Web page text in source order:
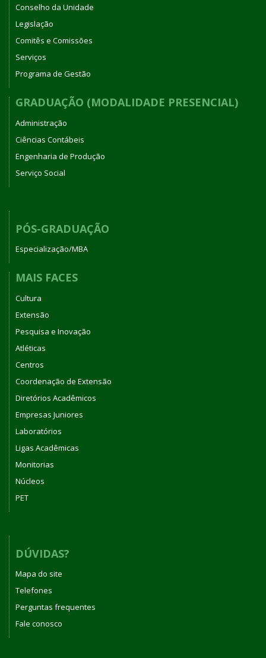
Conselho da Unidade
Legislação
Comitês e Comissões
Serviços
Programa de Gestão
GRADUAÇÃO (MODALIDADE PRESENCIAL)
Administração
Ciências Contábeis
Engenharia de Produção
Serviço Social
PÓS-GRADUAÇÃO
Especialização/MBA
MAIS FACES
Cultura
Extensão
Pesquisa e Inovação
Atléticas
Centros
Coordenação de Extensão
Diretórios Acadêmicos
Empresas Juniores
Laboratórios
Ligas Acadêmicas
Monitorias
Núcleos
PET
DÚVIDAS?
Mapa do site
Telefones
Perguntas frequentes
Fale conosco